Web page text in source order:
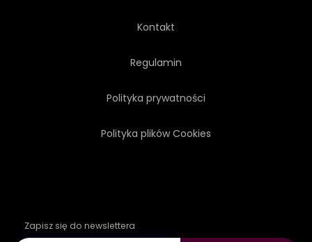
Kontakt
Regulamin
Polityka prywatności
Polityka plików Cookies
Zapisz się do newslettera